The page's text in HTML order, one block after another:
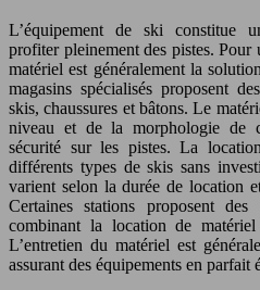
L’équipement de ski constitue
profiter pleinement des pistes.
matériel est généralement la
magasins spécialisés proposent
skis, chaussures et bâtons. Le
niveau et de la morphologie de
sécurité sur les pistes. La
différents types de skis sans
varient selon la durée de location
Certaines stations proposent
combinant la location de matériel
L’entretien du matériel est
assurant des équipements en parfait